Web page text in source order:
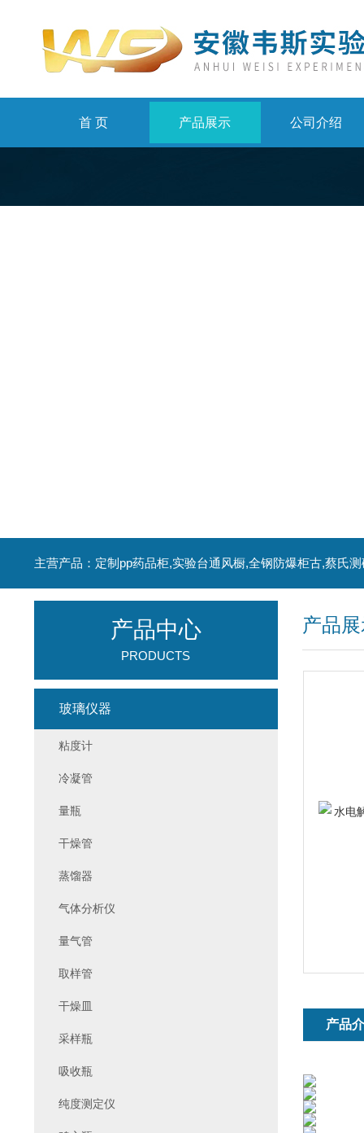
首 页 产品展示 公司介绍
主营产品：定制pp药品柜,实验台通风橱,全钢防爆柜古,蔡氏
产品
产品
产品中心
PRODUCTS
玻璃仪器
粘度计
冷凝管
量瓶
干燥管
蒸馏器
气体分析仪
量气管
取样管
干燥皿
采样瓶
吸收瓶
纯度测定仪